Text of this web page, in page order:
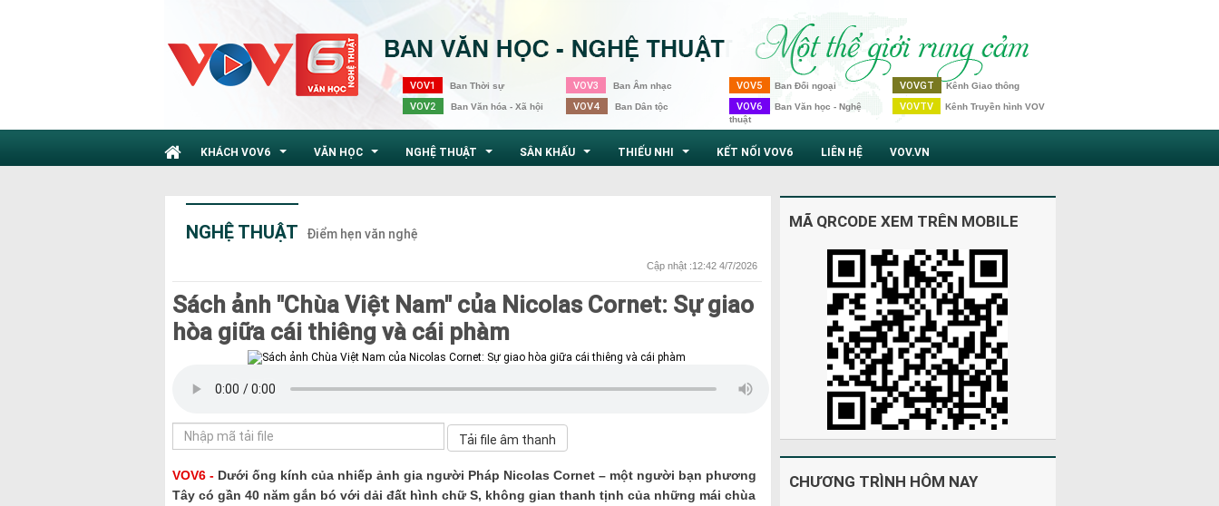
VOV1 Ban Thời sự
VOV2 Ban Văn hóa - Xã hội
VOV3 Ban Âm nhạc
VOV4 Ban Dân tộc
VOV5 Ban Đối ngoại
VOV6 Ban Văn học - Nghệ
thuật
VOVGT Kênh Giao thông
VOVTV Kênh Truyền hình VOV
KHÁCH VOV6 VĂN HỌC NGHỆ THUẬT SÂN KHẤU THIẾU NHI KẾT NỐI VOV6 LIÊN HỆ VOV.VN
NGHỆ THUẬT Điểm hẹn văn nghệ
Cập nhật :12:42 4/7/2026
Sách ảnh "Chùa Việt Nam" của Nicolas Cornet: Sự giao
hòa giữa cái thiêng và cái phàm
VOV6 - Dưới ống kính của nhiếp ảnh gia người Pháp Nicolas Cornet – một người bạn phương
Tây có gần 40 năm gắn bó với dải đất hình chữ S, không gian thanh tịnh của những mái chùa
MÃ QRCODE XEM TRÊN MOBILE
CHƯƠNG TRÌNH HÔM NAY